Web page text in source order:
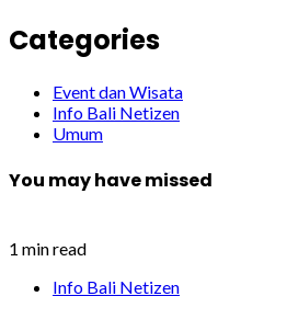
Categories
Event dan Wisata
Info Bali Netizen
Umum
You may have missed
1 min read
Info Bali Netizen